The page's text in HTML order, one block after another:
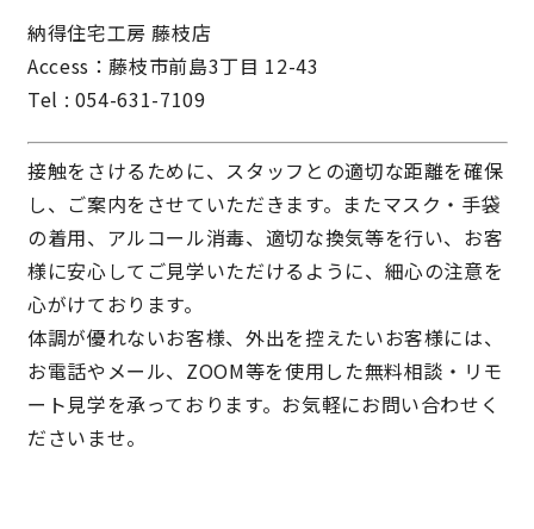
納得住宅工房 藤枝店
Access：藤枝市前島3丁目 12-43
Tel : 054-631-7109
接触をさけるために、スタッフとの適切な距離を確保
し、ご案内をさせていただきます。またマスク・手袋
の着用、アルコール消毒、適切な換気等を行い、お客
様に安心してご見学いただけるように、細心の注意を
心がけております。
体調が優れないお客様、外出を控えたいお客様には、
お電話やメール、ZOOM等を使用した無料相談・リモ
ート見学を承っております。お気軽にお問い合わせく
ださいませ。